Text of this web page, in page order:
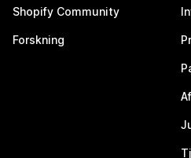
Shopify Community
Forskning